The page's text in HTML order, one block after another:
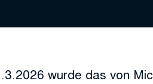
wurde das von